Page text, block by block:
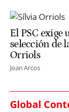
El PSC exige
selección de
Orriols
Joan Arcos
Global